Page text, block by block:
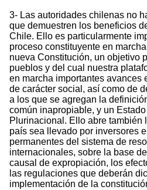
3- Las autoridades chilenas no
que demuestren los beneficios
Chile. Ello es particularmente
proceso constituyente en
nueva Constitución, un objetivo
pueblos y del cual nuestra
en marcha importantes avances
de carácter social, así como de
a los que se agregan la
común inapropiable, y un
Plurinacional. Ello abre también
país sea llevado por inversores
permanentes del sistema de
internacionales, sobre la base
causal de expropiación, los
las regulaciones que deberán
implementación de la